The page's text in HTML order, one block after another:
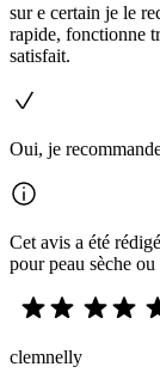
sur e certain je le
rapide, fonctionne
satisfait.
Oui, je
Cet avis a été
pour peau sèche
clemnelly